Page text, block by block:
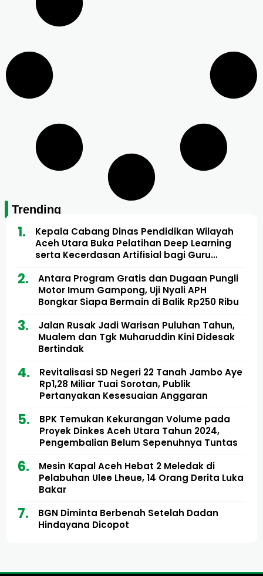
Trending
Kepala Cabang Dinas Pendidikan Wilayah
Aceh Utara Buka Pelatihan Deep Learning
serta Kecerdasan Artifisial bagi Guru
Antara Program Gratis dan Dugaan Pungli
Motor Imum Gampong, Uji Nyali APH
Bongkar Siapa Bermain di Balik Rp250 Ribu
Jalan Rusak Jadi Warisan Puluhan Tahun,
Mualem dan Tgk Muharuddin Kini Didesak
Bertindak
Revitalisasi SD Negeri 22 Tanah Jambo Aye
Rp1,28 Miliar Tuai Sorotan, Publik
Pertanyakan Kesesuaian Anggaran
BPK Temukan Kekurangan Volume pada
Proyek Dinkes Aceh Utara Tahun 2024,
Pengembalian Belum Sepenuhnya Tuntas
Mesin Kapal Aceh Hebat 2 Meledak di
Pelabuhan Ulee Lheue, 14 Orang Derita Luka
Bakar
BGN Diminta Berbenah Setelah Dadan
Hindayana Dicopot